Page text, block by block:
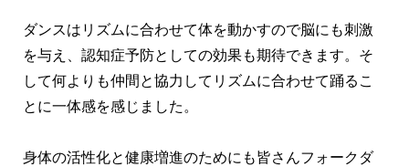
ダンスはリズムに合わせて体を動かすので脳にも刺激
を与え、認知症予防としての効果も期待できます。そ
して何よりも仲間と協力してリズムに合わせて踊るこ
とに一体感を感じました。
身体の活性化と健康増進のためにも皆さんフォークダ